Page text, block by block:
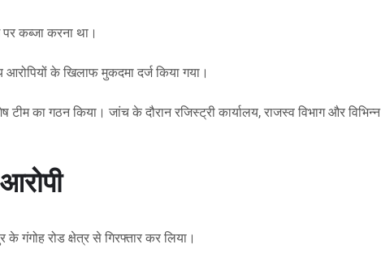
कब्जा करना था।
के खिलाफ मुकदमा दर्ज किया गया।
का गठन किया। जांच के दौरान रजिस्ट्री कार्यालय, राजस्व विभाग और विभिन्न
गंगोह रोड क्षेत्र से गिरफ्तार कर लिया।